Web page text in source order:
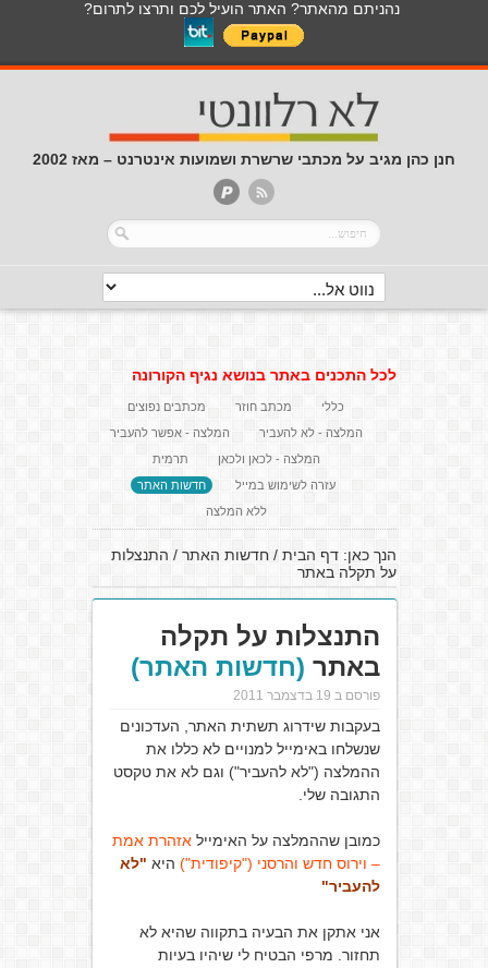
נהניתם מהאתר? האתר הועיל לכם ותרצו לתרום?
חנן כהן מגיב על מכתבי שרשרת ושמועות אינטרנט – מאז 2002
לכל התכנים באתר בנושא נגיף הקורונה
כללי מכתב חוזר
מכתבים נפוצים
המלצה - לא להעביר
המלצה - אפשר להעביר
המלצה - לכאן ולכאן
תרמית
עזרה לשימוש במייל
חדשות האתר
ללא המלצה
הנך כאן:דף הבית /חדשות האתר / התנצלות
על תקלה באתר
התנצלות על תקלה
באתר (חדשות האתר)
פורסם ב 19 בדצמבר 2011
בעקבות שידרוג תשתית האתר, העדכונים
שנשלחו באימייל למנויים לא כללו את
ההמלצה ("לא להעביר") וגם לא את טקסט
התגובה שלי.
כמובן שההמלצה על האימיילאזהרת אמת
– וירוס חדש והרסני ("קיפודית") היא "לא
להעביר"
אני אתקן את הבעיה בתקווה שהיא לא
תחזור. מרפי הבטיח לי שיהיו בעיות